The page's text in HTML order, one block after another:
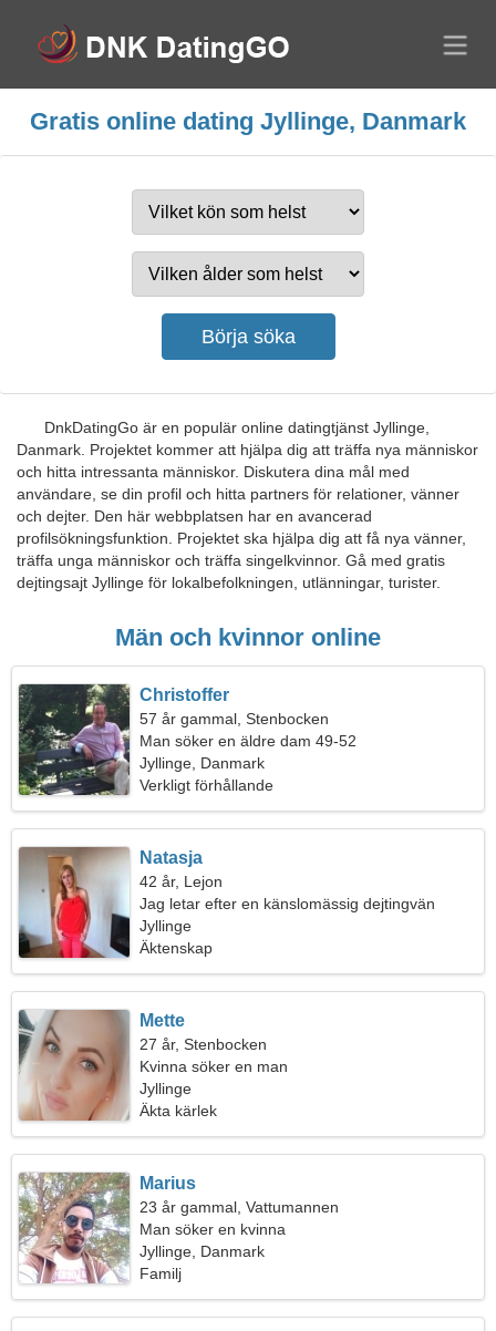
Gratis online dating Jyllinge, Danmark
DnkDatingGo är en populär online datingtjänst Jyllinge,
Danmark. Projektet kommer att hjälpa dig att träffa nya människor
och hitta intressanta människor. Diskutera dina mål med
användare, se din profil och hitta partners för relationer, vänner
och dejter. Den här webbplatsen har en avancerad
profilsökningsfunktion. Projektet ska hjälpa dig att få nya vänner,
träffa unga människor och träffa singelkvinnor. Gå med gratis
dejtingsajt Jyllinge för lokalbefolkningen, utlänningar, turister.
Män och kvinnor online
Christoffer
57 år gammal, Stenbocken
Man söker en äldre dam 49-52
Jyllinge, Danmark
Verkligt förhållande
Natasja
42 år, Lejon
Jag letar efter en känslomässig dejtingvän
Jyllinge
Äktenskap
Mette
27 år, Stenbocken
Kvinna söker en man
Jyllinge
Äkta kärlek
Marius
23 år gammal, Vattumannen
Man söker en kvinna
Jyllinge, Danmark
Familj